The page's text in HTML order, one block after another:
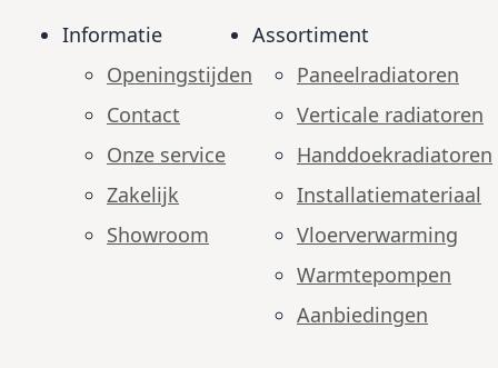
Informatie
Openingstijden
Contact
Onze service
Zakelijk
Showroom
Assortiment
Paneelradiatoren
Verticale radiatoren
Handdoekradiatoren
Installatiemateriaal
Vloerverwarming
Warmtepompen
Aanbiedingen